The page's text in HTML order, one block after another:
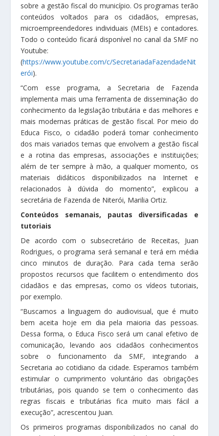
sobre a gestão fiscal do município. Os programas terão
conteúdos voltados para os cidadãos, empresas,
microempreendedores individuais (MEIs) e contadores.
Todo o conteúdo ficará disponível no canal da SMF no
Youtube:
(https://www.youtube.com/c/SecretariadaFazendadeNit
erói).
“Com esse programa, a Secretaria de Fazenda
implementa mais uma ferramenta de disseminação do
conhecimento da legislação tributária e das melhores e
mais modernas práticas de gestão fiscal. Por meio do
Educa Fisco, o cidadão poderá tomar conhecimento
dos mais variados temas que envolvem a gestão fiscal
e a rotina das empresas, associações e instituições;
além de ter sempre à mão, a qualquer momento, os
materiais didáticos disponibilizados na Internet e
relacionados à dúvida do momento”, explicou a
secretária de Fazenda de Niterói, Marilia Ortiz.
Conteúdos semanais, pautas diversificadas e
tutoriais
De acordo com o subsecretário de Receitas, Juan
Rodrigues, o programa será semanal e terá em média
cinco minutos de duração. Para cada tema serão
propostos recursos que facilitem o entendimento dos
cidadãos e das empresas, como os vídeos tutoriais,
por exemplo.
“Buscamos a linguagem do audiovisual, que é muito
bem aceita hoje em dia pela maioria das pessoas.
Dessa forma, o Educa Fisco será um canal efetivo de
comunicação, levando aos cidadãos conhecimentos
sobre o funcionamento da SMF, integrando a
Secretaria ao cotidiano da cidade. Esperamos também
estimular o cumprimento voluntário das obrigações
tributárias, pois quando se tem o conhecimento das
regras fiscais e tributárias fica muito mais fácil a
execução”, acrescentou Juan.
Os primeiros programas disponibilizados no canal do